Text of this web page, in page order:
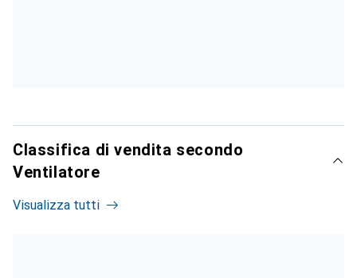
Classifica di vendita secondo
Ventilatore
Visualizza tutti